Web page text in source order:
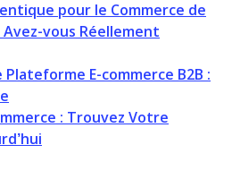
pour le Commerce de
Avez-vous Réellement
E-commerce B2B :
: Trouvez Votre